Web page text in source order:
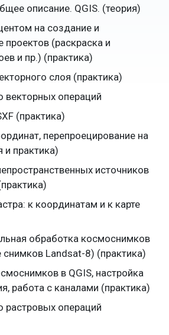
описание. QGIS. (теория)
на создание и
проектов (раскраска и
и пр.) (практика)
слоя (практика)
операций
(практика)
перепроецирование на
и практика)
источников
к координатам и к карте
обработка космоснимков
снимков Landsat-8) (практика)
в QGIS, настройка
работа с каналами (практика)
операций